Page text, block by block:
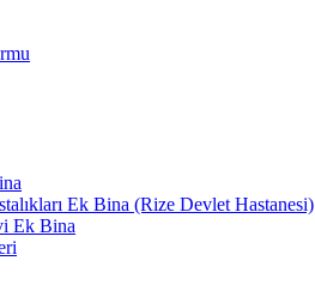
Ek Bina (Rize Devlet Hastanesi)
Ek Bina